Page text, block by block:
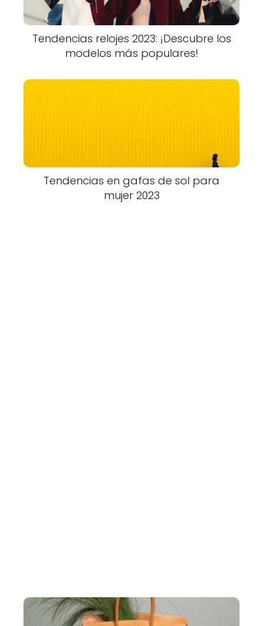
Tendencias relojes 2023: ¡Descubre los
modelos más populares!
Tendencias en gafas de sol para
mujer 2023